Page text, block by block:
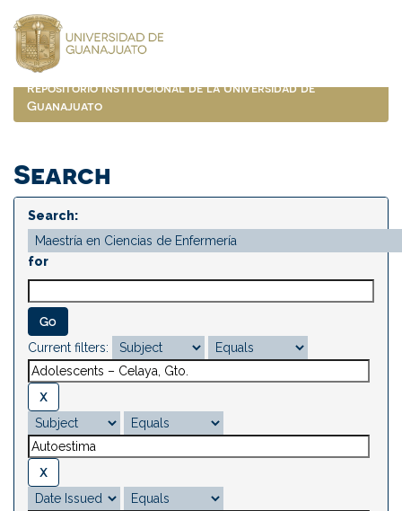
navigation
Repositorio Institucional de la Universidad de
Guanajuato
Search
Search:
for
Current filters: